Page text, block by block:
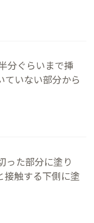
分ぐらいまで挿
ていない部分から
った部分に塗り
接触する下側に塗